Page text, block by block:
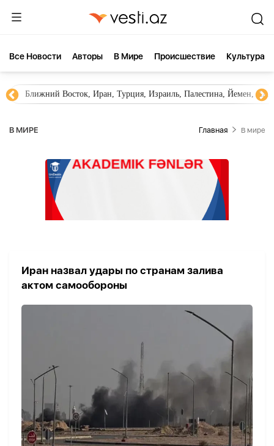
Все Новости Aвторы В Мире Происшествие Культура
Ближний Восток, Иран, Турция, Израиль, Палестина, Йемен,
В МИРЕ Главная В мире
Иран назвал удары по странам залива
актом самообороны